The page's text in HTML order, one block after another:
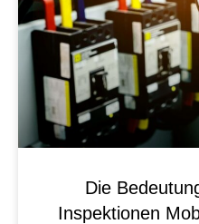
Die
Inspektionen